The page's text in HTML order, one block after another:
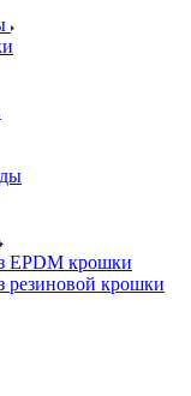
EPDM крошки
резиновой крошки